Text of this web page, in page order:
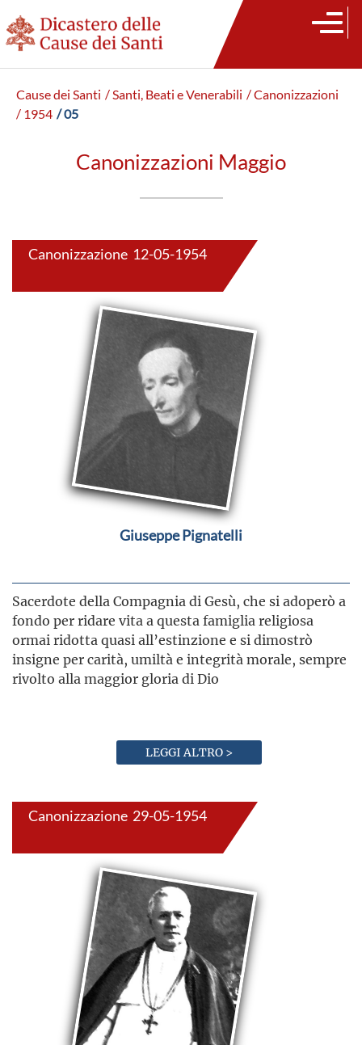
Cause dei Santi / Santi, Beati e Venerabili / Canonizzazioni
/ 1954 / 05
Canonizzazioni Maggio
Canonizzazione 12-05-1954
Giuseppe Pignatelli
Sacerdote della Compagnia di Gesù, che si adoperò a
fondo per ridare vita a questa famiglia religiosa
ormai ridotta quasi all’estinzione e si dimostrò
insigne per carità, umiltà e integrità morale, sempre
rivolto alla maggior gloria di Dio
LEGGI ALTRO >
Canonizzazione 29-05-1954